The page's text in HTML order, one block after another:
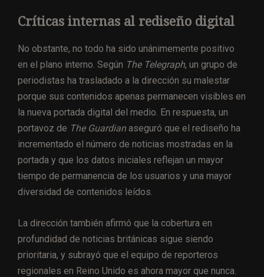
Críticas internas al rediseño digital
No obstante, no todo ha sido unánimemente positivo
en el plano interno. Según The Telegraph, un grupo de
periodistas ha trasladado a la dirección su malestar
porque sus contenidos apenas permanecen visibles en
la nueva portada digital del medio. En respuesta, un
portavoz de The Guardianaseguró que el rediseño ha
incrementado el número de noticias mostradas en la
portada y que los datos iniciales reflejan un mayor
tiempo de permanencia de los usuarios y una mayor
diversidad de contenidos leídos.
La dirección también afirmó que la cobertura en
profundidad de noticias británicas sigue siendo
prioritaria, y subrayó que el equipo de reporteros
regionales en Reino Unido es ahora mayor que nunca.